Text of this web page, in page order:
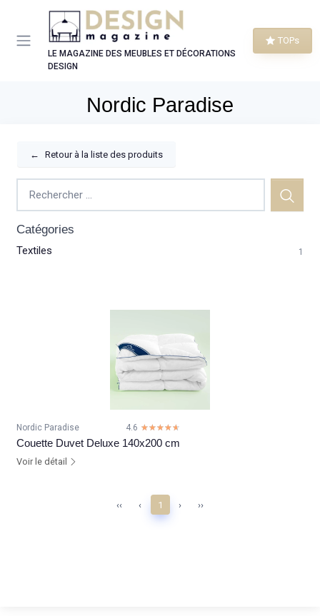
LE MAGAZINE DES MEUBLES ET DÉCORATIONS
DESIGN
TOPs
Nordic Paradise
← Retour à la liste des produits
Catégories
Textiles 1
Nordic Paradise 4.6 ☆☆☆☆☆
★★★★★
Couette Duvet Deluxe 140x200 cm
Voir le détail
‹‹ ‹ 1 › ››
Panneau de gestion des cookies